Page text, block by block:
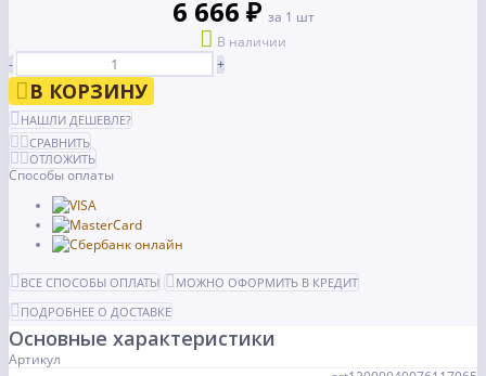
6 666 ₽ за 1 шт
В наличии
-
+
В КОРЗИНУ
НАШЛИ ДЕШЕВЛЕ?
СРАВНИТЬ
ОТЛОЖИТЬ
Способы оплаты
ВСЕ СПОСОБЫ ОПЛАТЫ
МОЖНО ОФОРМИТЬ В КРЕДИТ
ПОДРОБНЕЕ О ДОСТАВКЕ
Основные характеристики
Артикул